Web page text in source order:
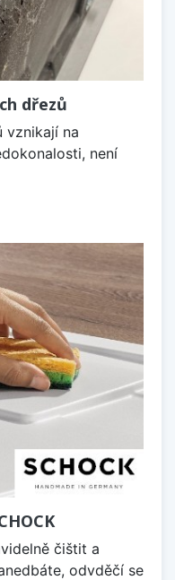
dřezů
vznikají na
není
čištit a
odvděčí se